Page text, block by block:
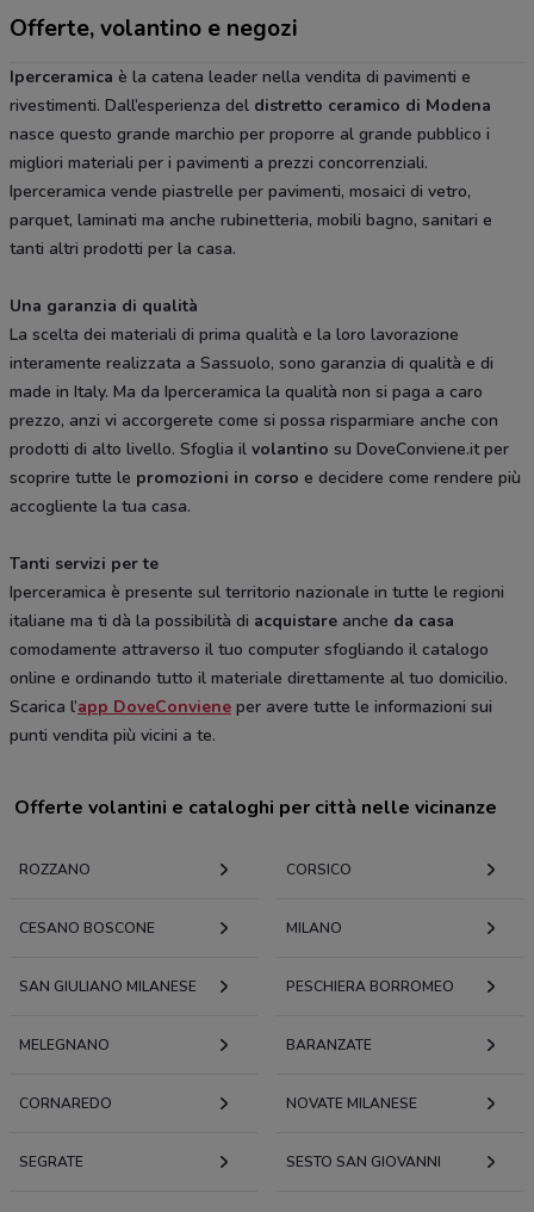
Offerte, volantino e negozi
Iperceramica è la catena leader nella vendita di pavimenti e
rivestimenti. Dall’esperienza del distretto ceramico di Modena
nasce questo grande marchio per proporre al grande pubblico i
migliori materiali per i pavimenti a prezzi concorrenziali.
Iperceramica vende piastrelle per pavimenti, mosaici di vetro,
parquet, laminati ma anche rubinetteria, mobili bagno, sanitari e
tanti altri prodotti per la casa.
Una garanzia di qualità
La scelta dei materiali di prima qualità e la loro lavorazione
interamente realizzata a Sassuolo, sono garanzia di qualità e di
made in Italy. Ma da Iperceramica la qualità non si paga a caro
prezzo, anzi vi accorgerete come si possa risparmiare anche con
prodotti di alto livello. Sfoglia il volantino su DoveConviene.it per
scoprire tutte le promozioni in corso e decidere come rendere più
accogliente la tua casa.
Tanti servizi per te
Iperceramica è presente sul territorio nazionale in tutte le regioni
italiane ma ti dà la possibilità di acquistare anche da casa
comodamente attraverso il tuo computer sfogliando il catalogo
online e ordinando tutto il materiale direttamente al tuo domicilio.
Scarica l’app DoveConviene per avere tutte le informazioni sui
punti vendita più vicini a te.
Offerte volantini e cataloghi per città nelle vicinanze
ROZZANO CORSICO
CESANO BOSCONE MILANO
SAN GIULIANO MILANESE PESCHIERA BORROMEO
MELEGNANO BARANZATE
CORNAREDO NOVATE MILANESE
SEGRATE SESTO SAN GIOVANNI